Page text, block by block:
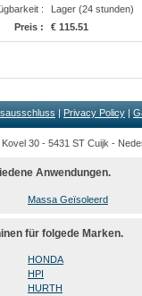
:
Lager (24 stunden)
Preis :
€ 115.51
| Privacy Policy |
Kovel 30 - 5431 ST Cuijk -
Anwendungen.
Massa Geïsoleerd
für folgede Marken.
HONDA
HPI
HURTH